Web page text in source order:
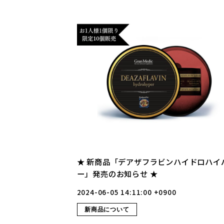
★ 新商品「デアザフラビンハイドロハイ
ー」発売のお知らせ ★
2024-06-05 14:11:00 +0900
新商品について